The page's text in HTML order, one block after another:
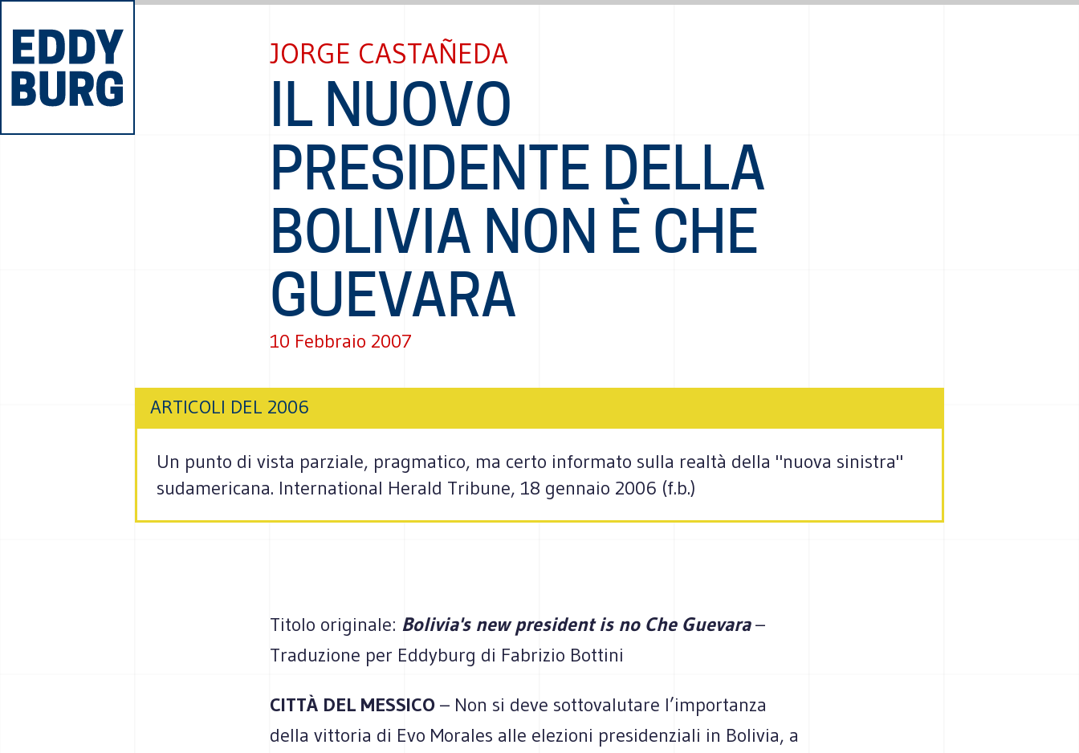
JORGE CASTAÑEDA
IL NUOVO
PRESIDENTE DELLA
BOLIVIA NON È CHE
GUEVARA
10 Febbraio 2007
ARTICOLI DEL 2006
Un punto di vista parziale, pragmatico, ma certo informato sulla realtà della "nuova sinistra"
sudamericana. International Herald Tribune, 18 gennaio 2006 (f.b.)
Titolo originale: Bolivia's new president is no Che Guevara–
Traduzione per Eddyburg di Fabrizio Bottini
CITTÀ DEL MESSICO – Non si deve sottovalutare l’importanza
della vittoria di Evo Morales alle elezioni presidenziali in Bolivia, a